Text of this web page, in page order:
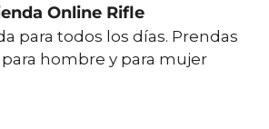
Online Rifle
para todos los días. Prendas
hombre y para mujer